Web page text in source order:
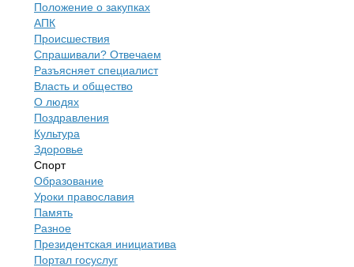
Положение о закупках
АПК
Происшествия
Спрашивали? Отвечаем
Разъясняет специалист
Власть и общество
О людях
Поздравления
Культура
Здоровье
Спорт
Образование
Уроки православия
Память
Разное
Президентская инициатива
Портал госуслуг